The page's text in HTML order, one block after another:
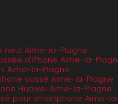
neuf Aime-la-Plagne
d'iPhone Aime-la-
Aime-la-Plagne
cassé Aime-la-Plagne
Huawei Aime-la-Plagne
pour smartphone Aime-